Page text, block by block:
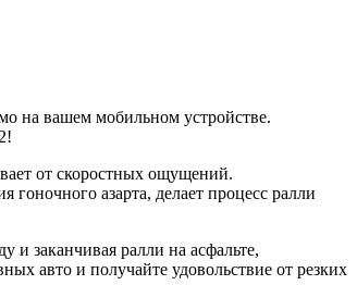
на вашем мобильном устройстве.
от скоростных ощущений.
азарта, делает процесс ралли
и заканчивая ралли на асфальте,
авто и получайте удовольствие от резких